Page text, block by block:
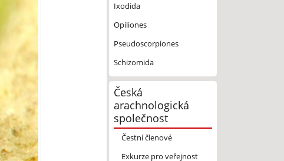
Ixodida
Opiliones
Pseudoscorpiones
Schizomida
Česká
arachnologická
společnost
Čestní členové
Exkurze pro veřejnost